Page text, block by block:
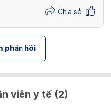
Chia sẻ
phản hồi
viên y tế (2)